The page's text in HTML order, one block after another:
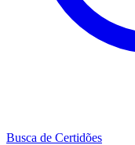
Busca de Certidões